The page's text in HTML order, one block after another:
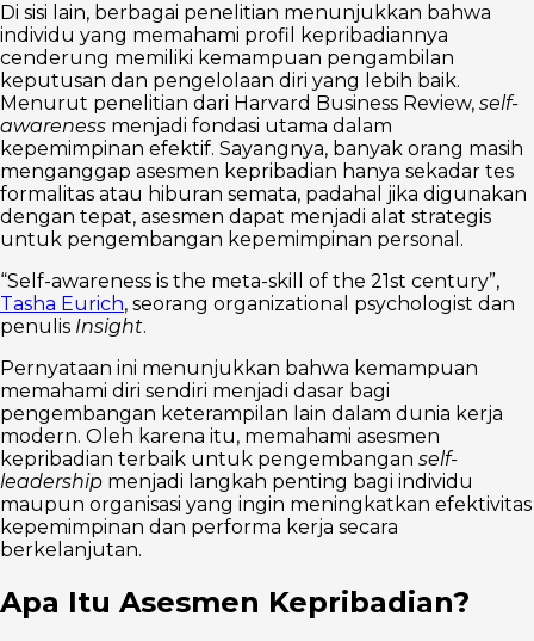
Di sisi lain, berbagai penelitian menunjukkan bahwa
individu yang memahami profil kepribadiannya
cenderung memiliki kemampuan pengambilan
keputusan dan pengelolaan diri yang lebih baik.
Menurut penelitian dari Harvard Business Review, self-
awareness menjadi fondasi utama dalam
kepemimpinan efektif. Sayangnya, banyak orang masih
menganggap asesmen kepribadian hanya sekadar tes
formalitas atau hiburan semata, padahal jika digunakan
dengan tepat, asesmen dapat menjadi alat strategis
untuk pengembangan kepemimpinan personal.
“Self-awareness is the meta-skill of the 21st century”,
Tasha Eurich, seorang organizational psychologist dan
penulis Insight.
Pernyataan ini menunjukkan bahwa kemampuan
memahami diri sendiri menjadi dasar bagi
pengembangan keterampilan lain dalam dunia kerja
modern. Oleh karena itu, memahami asesmen
kepribadian terbaik untuk pengembangan self-
leadership menjadi langkah penting bagi individu
maupun organisasi yang ingin meningkatkan efektivitas
kepemimpinan dan performa kerja secara
berkelanjutan.
Apa Itu Asesmen Kepribadian?